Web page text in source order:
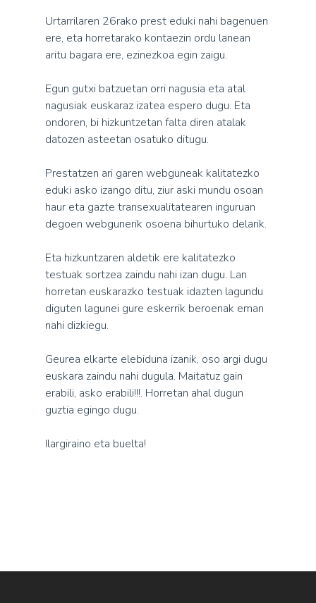
Urtarrilaren 26rako prest eduki nahi bagenuen
ere, eta horretarako kontaezin ordu lanean
aritu bagara ere, ezinezkoa egin zaigu.
Egun gutxi batzuetan orri nagusia eta atal
nagusiak euskaraz izatea espero dugu. Eta
ondoren, bi hizkuntzetan falta diren atalak
datozen asteetan osatuko ditugu.
Prestatzen ari garen webguneak kalitatezko
eduki asko izango ditu, ziur aski mundu osoan
haur eta gazte transexualitatearen inguruan
degoen webgunerik osoena bihurtuko delarik.
Eta hizkuntzaren aldetik ere kalitatezko
testuak sortzea zaindu nahi izan dugu. Lan
horretan euskarazko testuak idazten lagundu
diguten lagunei gure eskerrik beroenak eman
nahi dizkiegu.
Geurea elkarte elebiduna izanik, oso argi dugu
euskara zaindu nahi dugula. Maitatuz gain
erabili, asko erabili!!!. Horretan ahal dugun
guztia egingo dugu.
Ilargiraino eta buelta!